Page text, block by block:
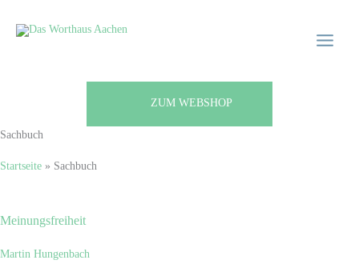
Inhalt
Menu
ZUM WEBSHOP
Sachbuch
Startseite » Sachbuch
Meinungsfreiheit
Martin Hungenbach